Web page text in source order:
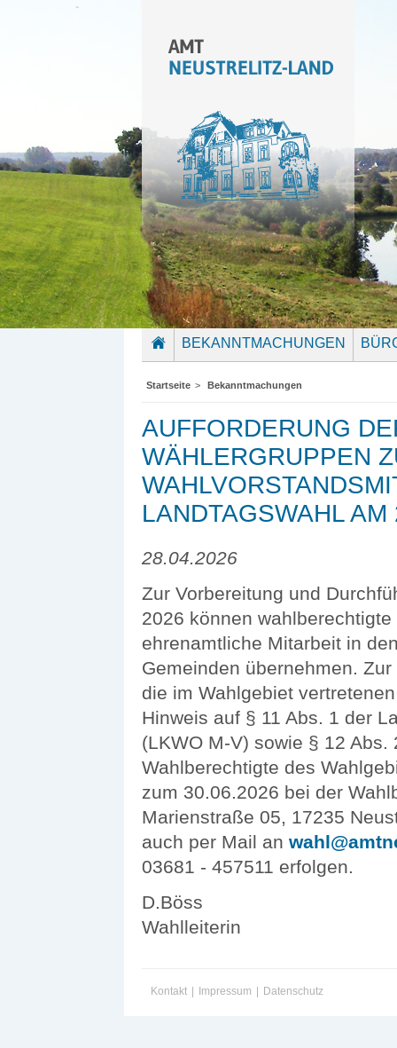
BEKANNTMACHUNGEN
Startseite > Bekanntmachungen
AUFFORDERUNG
WÄHLERGRUPPEN
LANDTAGSWAHL
28.04.2026
Zur Vorbereitung und
2026 können
ehrenamtliche Mitarbeit in
Gemeinden übernehmen.
die im Wahlgebiet
Hinweis auf § 11 Abs. 1 der
(LKWO M-V) sowie § 12
Wahlberechtigte des
zum 30.06.2026 bei der
Marienstraße 05, 17235
auch per Mail an
03681 - 457511 erfolgen.
D.Böss
Wahlleiterin
Kontakt Impressum Datenschutz